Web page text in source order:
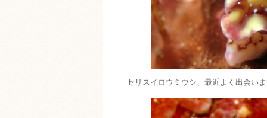
セリスイロウミウシ、最近よく出会い